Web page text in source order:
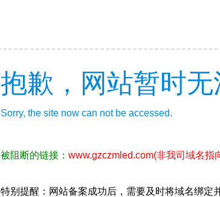
抱歉，网站暂时无
Sorry, the site now can not be accessed.
被阻断的链接： www.gzczmled.com(非我司域名指
特别提醒：网站备案成功后，需要及时将域名绑